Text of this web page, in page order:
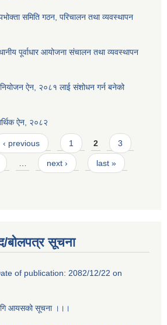
समिति गठन, परिचालन तथा व्यवस्थापन
पूर्वाधार आयोजना संचालन तथा व्यवस्थापन
ऐन, २०८१ लाई संशोधन गर्न बनेको
ऐन, २०८२
‹ previous 1 2 3
next › last »
बोलपत्र सूचना
of publication: 2082/12/22 on
आयसको सूचना ।।।